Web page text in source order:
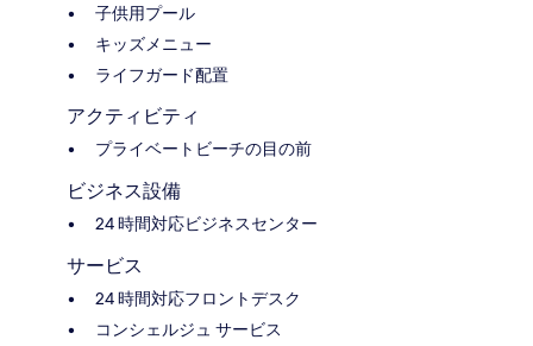
子供用プール
キッズメニュー
ライフガード配置
アクティビティ
プライベートビーチの目の前
ビジネス設備
24 時間対応ビジネスセンター
サービス
24 時間対応フロントデスク
コンシェルジュ サービス